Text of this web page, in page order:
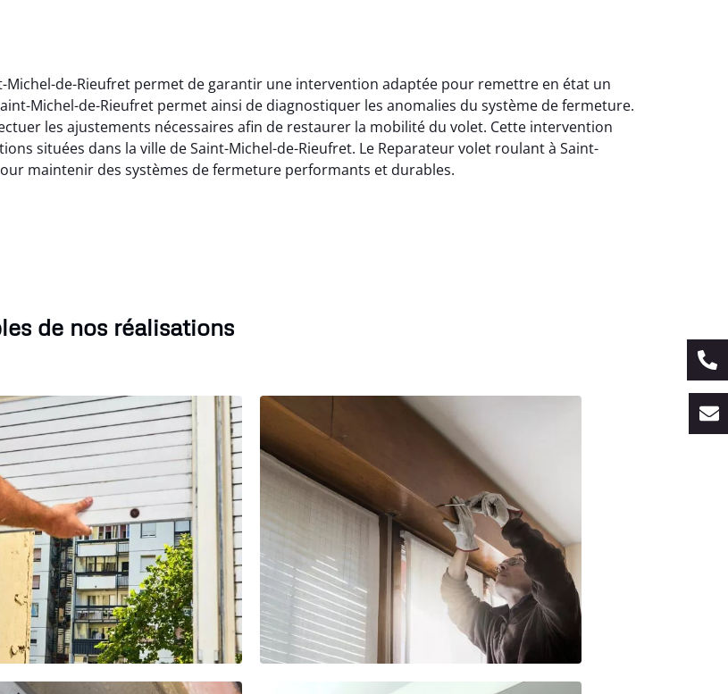
de-Rieufret permet de garantir une intervention adaptée pour remettre en état un
Michel-de-Rieufret permet ainsi de diagnostiquer les anomalies du système de fermeture.
les ajustements nécessaires afin de restaurer la mobilité du volet. Cette intervention
situées dans la ville de Saint-Michel-de-Rieufret. Le Reparateur volet roulant à Saint-
maintenir des systèmes de fermeture performants et durables.
de nos réalisations